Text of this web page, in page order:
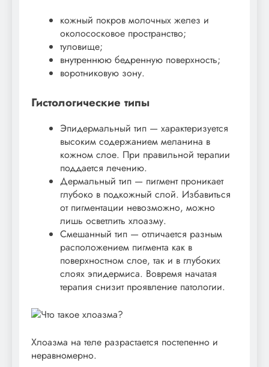
кожный покров молочных желез и
околососковое пространство;
туловище;
внутреннюю бедренную поверхность;
воротниковую зону.
Гистологические типы
Эпидермальный тип — характеризуется
высоким содержанием меланина в
кожном слое. При правильной терапии
поддается лечению.
Дермальный тип — пигмент проникает
глубоко в подкожный слой. Избавиться
от пигментации невозможно, можно
лишь осветлить хлоазму.
Смешанный тип — отличается разным
расположением пигмента как в
поверхностном слое, так и в глубоких
слоях эпидермиса. Вовремя начатая
терапия снизит проявление патологии.
Хлоазма на теле разрастается постепенно и
неравномерно.